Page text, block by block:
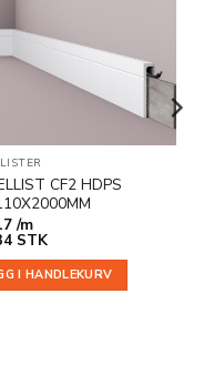
CF2 HDPS
/m
STK
I HANDLEKURV